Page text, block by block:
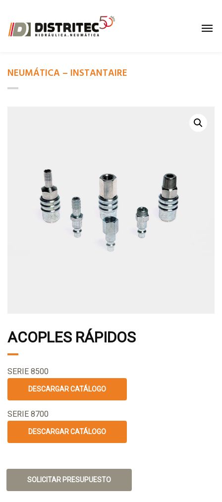
ACOPLES RÁPIDOS
SERIE 8500
DESCARGAR CATÁLOGO
SERIE 8700
DESCARGAR CATÁLOGO
SOLICITAR PRESUPUESTO
NEUMÁTICA – INSTANTAIRE